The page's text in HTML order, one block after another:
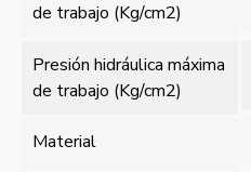
de trabajo (Kg/cm2)
Presión hidráulica máxima
de trabajo (Kg/cm2)
Material